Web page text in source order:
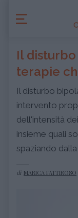
Il
terapie
Il disturbo
intervento
dell'intensità
insieme quali
spaziando
di MARICA FATTIROSO